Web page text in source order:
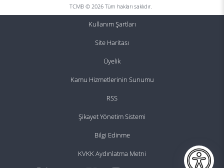
TCMB © 2026 Tüm hakları saklıdır.
Kullanım Şartları
Site Haritası
Üyelik
Kamu Hizmetlerinin Sunumu
RSS
Şikayet Yönetim Sistemi
Bilgi Edinme
KVKK Aydınlatma Metni